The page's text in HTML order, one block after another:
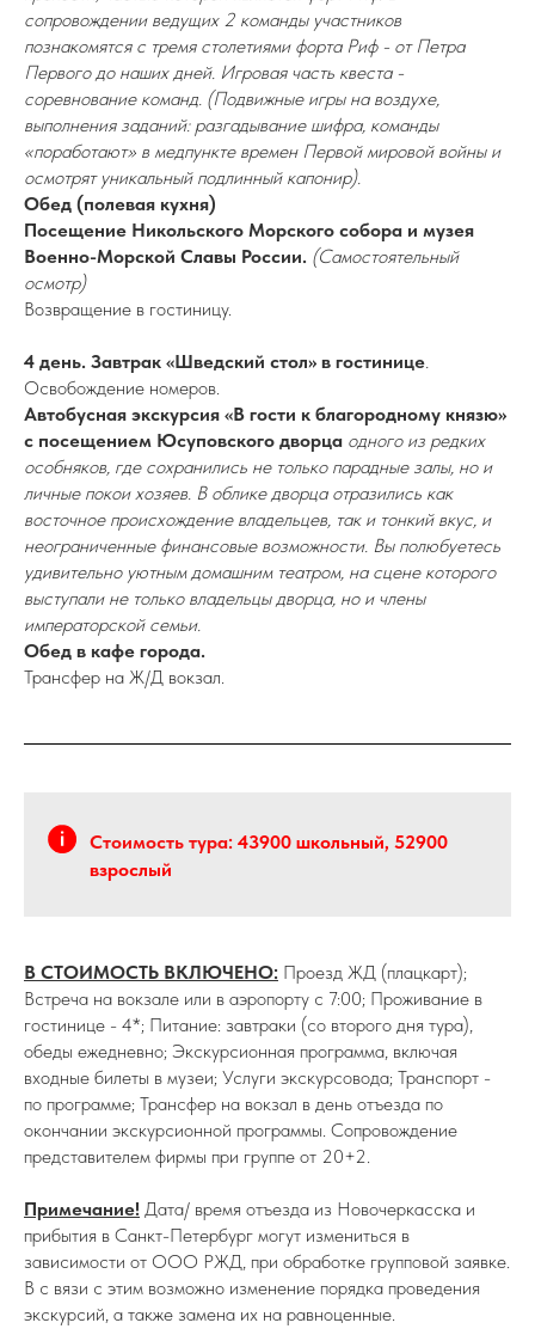
сопровождении ведущих 2 команды участников
познакомятся с тремя столетиями форта Риф - от Петра
Первого до наших дней. Игровая часть квеста -
соревнование команд. (Подвижные игры на воздухе,
выполнения заданий: разгадывание шифра, команды
«поработают» в медпункте времен Первой мировой войны и
осмотрят уникальный подлинный капонир).
Обед (полевая кухня)
Посещение Никольского Морского собора и музея
Военно-Морской Славы России. (Самостоятельный
осмотр)
Возвращение в гостиницу.
4 день. Завтрак «Шведский стол» в гостинице.
Освобождение номеров.
Автобусная экскурсия «В гости к благородному князю»
с посещением Юсуповского дворца одного из редких
особняков, где сохранились не только парадные залы, но и
личные покои хозяев. В облике дворца отразились как
восточное происхождение владельцев, так и тонкий вкус, и
неограниченные финансовые возможности. Вы полюбуетесь
удивительно уютным домашним театром, на сцене которого
выступали не только владельцы дворца, но и члены
императорской семьи.
Обед в кафе города.
Трансфер на Ж/Д вокзал.
Стоимость тура: 43900 школьный, 52900
взрослый
В СТОИМОСТЬ ВКЛЮЧЕНО: Проезд ЖД (плацкарт);
Встреча на вокзале или в аэропорту с 7:00; Проживание в
гостинице - 4*; Питание: завтраки (со второго дня тура),
обеды ежедневно; Экскурсионная программа, включая
входные билеты в музеи; Услуги экскурсовода; Транспорт -
по программе; Трансфер на вокзал в день отъезда по
окончании экскурсионной программы. Сопровождение
представителем фирмы при группе от 20+2.
Примечание! Дата/ время отъезда из Новочеркасска и
прибытия в Санкт-Петербург могут измениться в
зависимости от ООО РЖД, при обработке групповой заявке.
В с вязи с этим возможно изменение порядка проведения
экскурсий, а также замена их на равноценные.